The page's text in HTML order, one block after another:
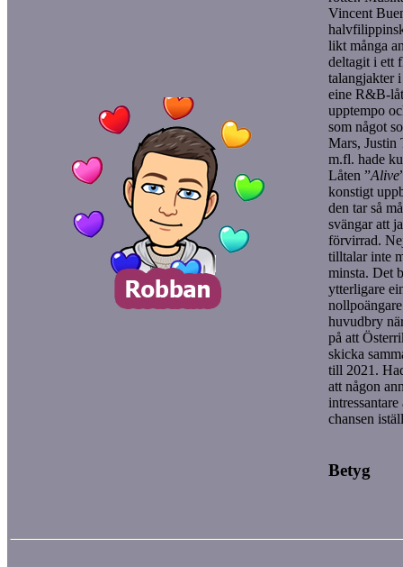
Vincent
likt många
deltagit i ett
talangjakter
eine R&B-
upptempo
som något
Mars, Justin
m.fl. hade
Låten ”Alive
konstigt
den tar så
svängar att
förvirrad.
tilltalar inte
minsta. Det
ytterligare
huvudbry
på att
skicka
till 2021.
att någon
chansen
Betyg